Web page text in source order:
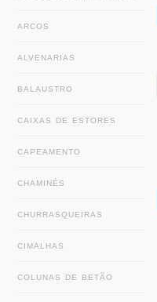
ARCOS
ALVENARIAS
BALAUSTRO
CAIXAS DE ESTORES
CAPEAMENTO
CHAMINÉS
CHURRASQUEIRAS
CIMALHAS
COLUNAS DE BETÃO